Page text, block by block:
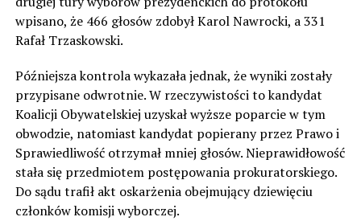
wpisano, że 466 głosów zdobył Karol Nawrocki, a 331
Rafał Trzaskowski.
Późniejsza kontrola wykazała jednak, że wyniki zostały
przypisane odwrotnie. W rzeczywistości to kandydat
Koalicji Obywatelskiej uzyskał wyższe poparcie w tym
obwodzie, natomiast kandydat popierany przez Prawo i
Sprawiedliwość otrzymał mniej głosów. Nieprawidłowość
stała się przedmiotem postępowania prokuratorskiego.
Do sądu trafił akt oskarżenia obejmujący dziewięciu
członków komisji wyborczej.